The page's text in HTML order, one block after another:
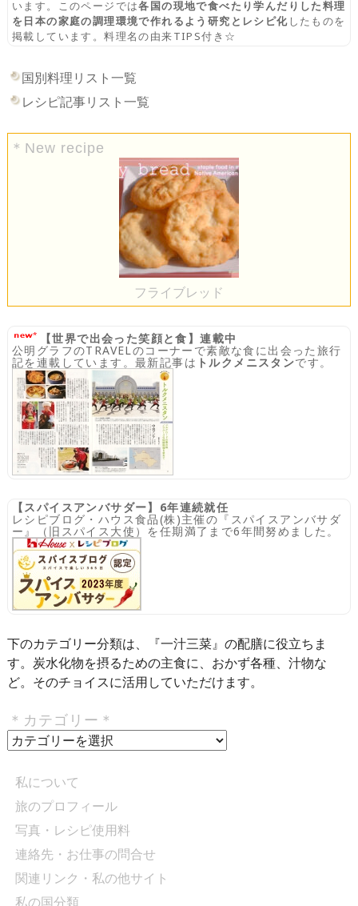
います。このページでは各国の現地で食べたり学んだりした料理
を日本の家庭の調理環境で作れるよう研究とレシピ化したものを
掲載しています。料理名の由来TIPS付き☆
国別料理リスト一覧
レシピ記事リスト一覧
＊New recipe
フライブレッド
【世界で出会った笑顔と食】連載中
公明グラフのTRAVELのコーナーで素敵な食に出会った旅行
記を連載しています。最新記事は トルクメニスタンです。
【スパイスアンバサダー】6年連続就任
レシピブログ・ハウス食品(株)主催の『スパイスアンバサダ
ー』（旧スパイス大使）を任期満了まで6年間努めました。
下のカテゴリー分類は、『一汁三菜』の配膳に役立ちま
す。炭水化物を摂るための主食に、おかず各種、汁物な
ど。そのチョイスに活用していただけます。
＊カテゴリー＊
＊
テ
ゴ
リ
ー
＊
私について
旅のプロフィール
写真・レシピ使用料
連絡先・お仕事の問合せ
関連リンク・私の他サイト
私の国分類